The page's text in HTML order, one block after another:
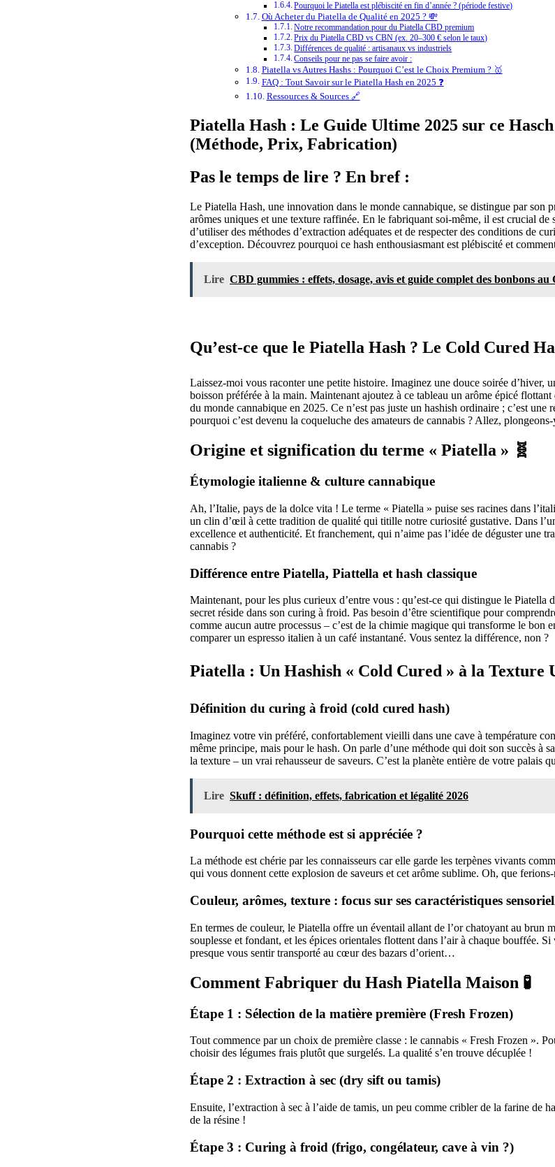
Pourquoi le Piatella est plébiscité en fin d’année ? (période festive)
Où Acheter du Piatella de Qualité en 2025 ? 💸
Notre recommandation pour du Piatella CBD premium
Prix du Piatella CBD vs CBN (ex. 20–300 € selon le taux)
Différences de qualité : artisanaux vs industriels
Conseils pour ne pas se faire avoir :
Piatella vs Autres Hashs : Pourquoi C’est le Choix Premium ? 🥇
FAQ : Tout Savoir sur le Piatella Hash en 2025 ❓
Ressources & Sources 🔗
Piatella Hash : Le Guide Ultime 2025 sur ce
(Méthode, Prix, Fabrication)
Pas le temps de lire ? En bref :
Le Piatella Hash, une innovation dans le monde cannabique, se distingue par son
arômes uniques et une texture raffinée. En le fabriquant soi-même, il est crucial de
d’utiliser des méthodes d’extraction adéquates et de respecter des conditions de
d’exception. Découvrez pourquoi ce hash enthousiasmant est plébiscité et
Lire CBD gummies : effets, dosage, avis et guide complet des bonbons au
Qu’est-ce que le Piatella Hash ? Le Cold Cured
Laissez-moi vous raconter une petite histoire. Imaginez une douce soirée d’hiver,
boisson préférée à la main. Maintenant ajoutez à ce tableau un arôme épicé
du monde cannabique en 2025. Ce n’est pas juste un hashish ordinaire ; c’est
pourquoi c’est devenu la coqueluche des amateurs de cannabis ? Allez,
Origine et signification du terme « Piatella » 🧬
Étymologie italienne & culture cannabique
Ah, l’Italie, pays de la dolce vita ! Le terme « Piatella » puise ses racines dans
un clin d’œil à cette tradition de qualité qui titille notre curiosité gustative. Dans
excellence et authenticité. Et franchement, qui n’aime pas l’idée de déguster une
cannabis ?
Différence entre Piatella, Piattella et hash classique
Maintenant, pour les plus curieux d’entre vous : qu’est-ce qui distingue le Piatella
secret réside dans son curing à froid. Pas besoin d’être scientifique pour
comme aucun autre processus – c’est de la chimie magique qui transforme le bon
comparer un espresso italien à un café instantané. Vous sentez la différence, non ?
Piatella : Un Hashish « Cold Cured » à la Texture
Définition du curing à froid (cold cured hash)
Imaginez votre vin préféré, confortablement vieilli dans une cave à température
même principe, mais pour le hash. On parle d’une méthode qui doit son succès à
la texture – un vrai rehausseur de saveurs. C’est la planète entière de votre palais
Lire Skuff : définition, effets, fabrication et légalité 2026
Pourquoi cette méthode est si appréciée ?
La méthode est chérie par les connaisseurs car elle garde les terpènes vivants
qui vous donnent cette explosion de saveurs et cet arôme sublime. Oh, que
Couleur, arômes, texture : focus sur ses caractéristiques
En termes de couleur, le Piatella offre un éventail allant de l’or chatoyant au brun
souplesse et fondant, et les épices orientales flottent dans l’air à chaque bouffée.
presque vous sentir transporté au cœur des bazars d’orient…
Comment Fabriquer du Hash Piatella Maison 🧪
Étape 1 : Sélection de la matière première (Fresh Frozen)
Tout commence par un choix de première classe : le cannabis « Fresh Frozen ».
choisir des légumes frais plutôt que surgelés. La qualité s’en trouve décuplée !
Étape 2 : Extraction à sec (dry sift ou tamis)
Ensuite, l’extraction à sec à l’aide de tamis, un peu comme cribler de la farine de
de la résine !
Étape 3 : Curing à froid (frigo, congélateur, cave à vin ?)